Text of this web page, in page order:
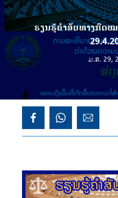
ຮຽນຮູ້ຄຳສັບທາງກົດ
ມ.ສ. 29,